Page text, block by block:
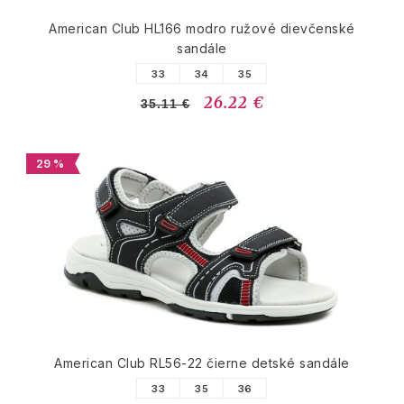
American Club HL166 modro ružové dievčenské
sandále
33 34 35
35.11 € 26.22 €
29 %
American Club RL56-22 čierne detské sandále
33 35 36